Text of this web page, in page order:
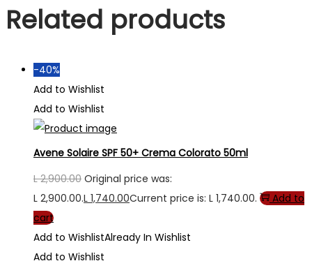
Related products
-40%
Add to Wishlist
Add to Wishlist
Avene Solaire SPF 50+ Crema Colorato 50ml
L2,900.00 Original price was:
L 2,900.00.L 1,740.00Current price is: L 1,740.00.
Add to
cart
Add to WishlistAlready In Wishlist
Add to Wishlist